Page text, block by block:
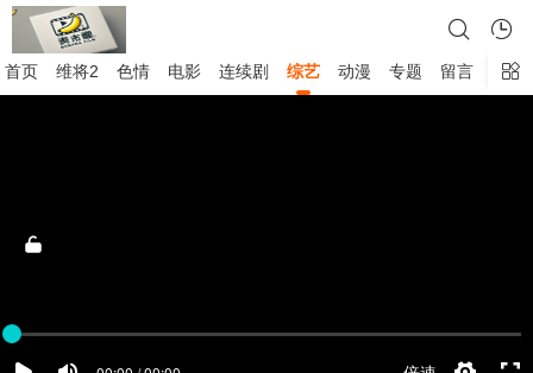
首页 维将2 色情 电影 连续剧 综艺 动漫 专题 留言